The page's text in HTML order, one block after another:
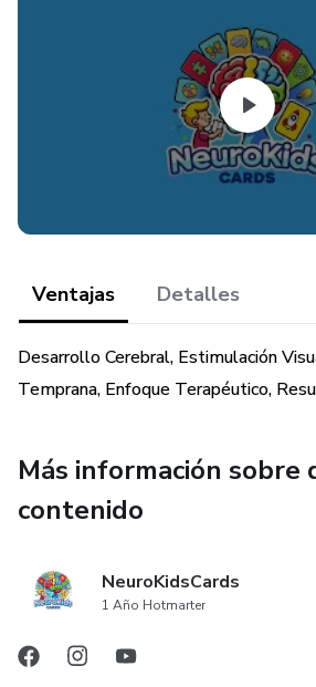
vocabulario visual y fomentar el
Ventajas Detalles
Desarrollo Cerebral, Estimulación
Temprana, Enfoque Terapéutico,
Más información sobre
contenido
NeuroKidsCards
1 Año Hotmarter